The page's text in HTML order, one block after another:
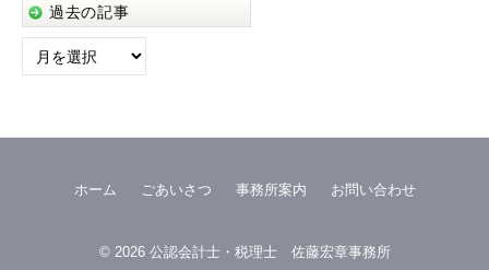
過去の記事
過
ホーム ごあいさつ 事務所案内 お問い合わせ
© 2026 公認会計士・税理士 佐藤宏章事務所